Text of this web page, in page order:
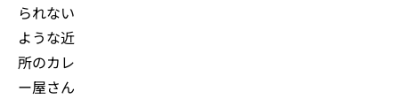
られない
ような近
所のカレ
ー屋さん